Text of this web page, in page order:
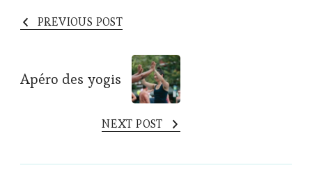
PREVIOUS POST
Apéro des yogis
NEXT POST